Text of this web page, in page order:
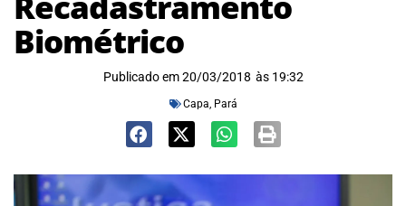
Biométrico
Publicado em 20/03/2018 às 19:32
Capa, Pará